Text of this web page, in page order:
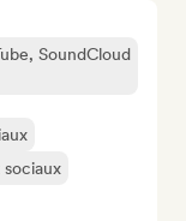
SoundCloud
sociaux